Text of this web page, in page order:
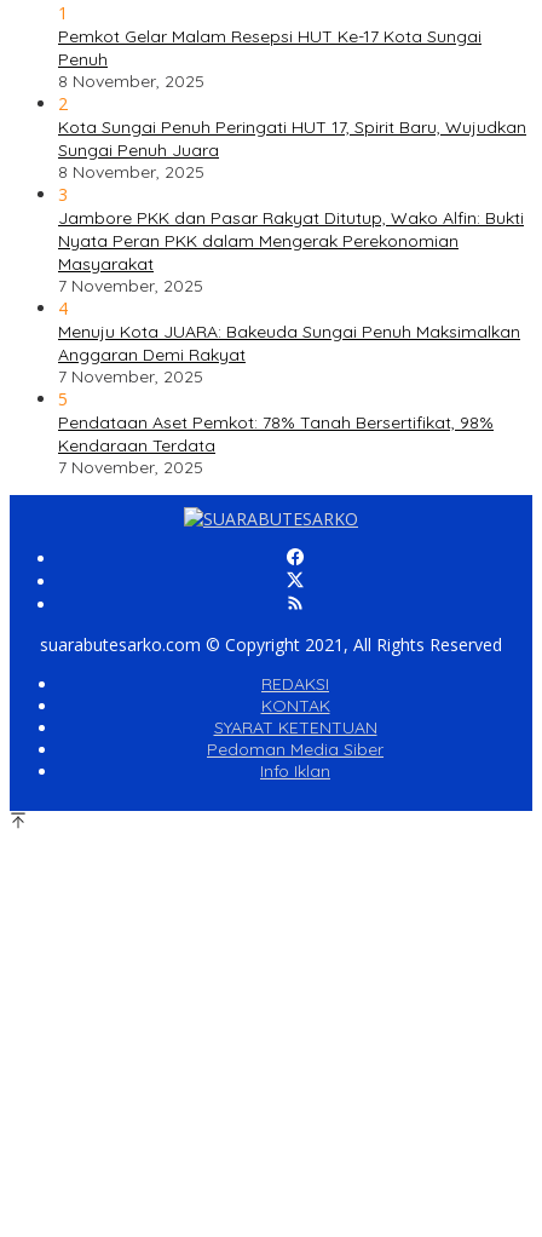
1
Pemkot Gelar Malam Resepsi HUT Ke-17 Kota Sungai
Penuh
8 November, 2025
2
Kota Sungai Penuh Peringati HUT 17, Spirit Baru, Wujudkan
Sungai Penuh Juara
8 November, 2025
3
Jambore PKK dan Pasar Rakyat Ditutup, Wako Alfin: Bukti
Nyata Peran PKK dalam Mengerak Perekonomian
Masyarakat
7 November, 2025
4
Menuju Kota JUARA: Bakeuda Sungai Penuh Maksimalkan
Anggaran Demi Rakyat
7 November, 2025
5
Pendataan Aset Pemkot: 78% Tanah Bersertifikat, 98%
Kendaraan Terdata
7 November, 2025
suarabutesarko.com © Copyright 2021, All Rights Reserved
REDAKSI
KONTAK
SYARAT KETENTUAN
Pedoman Media Siber
Info Iklan